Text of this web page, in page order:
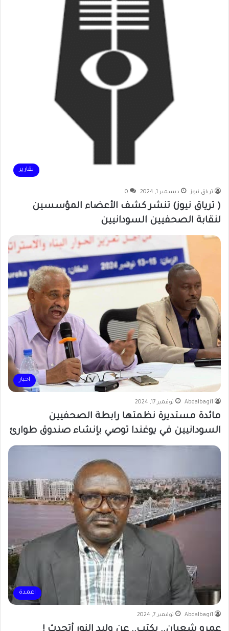
تقارير
ترياق نيوز ديسمبر 1, 2024 0
( ترياق نيوز) تنشر كشف الأعضاء المؤسسين
لنقابة الصحفيين السودانيين
اخبار
Abdalbagi1 نوفمبر 17, 2024
مائدة مستديرة نظمتها رابطة الصحفيين
السودانيين في يوغندا توصي بإنشاء صندوق طوارئ
اعمدة
Abdalbagi1 نوفمبر 7, 2024